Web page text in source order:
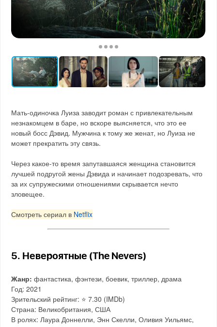
Мать-одиночка Луиза заводит роман с привлекательным
незнакомцем в баре, но вскоре выясняется, что это ее
новый босс Дэвид. Мужчина к тому же женат, но Луиза не
может прекратить эту связь.
Через какое-то время запутавшаяся женщина становится
лучшей подругой жены Дэвида и начинает подозревать, что
за их супружескими отношениями скрывается нечто
зловещее.
Смотреть сериал в Netflix
5. Невероятные (The Nevers)
Жанр: фантастика, фэнтези, боевик, триллер, драма
Год: 2021
Зрительский рейтинг: ⭐️ 7.30 (IMDb)
Страна: Великобритания, США
В ролях: Лаура Доннелли, Энн Скелли, Оливия Уильямс,